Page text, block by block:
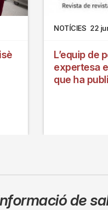
NOTÍCIES 22
L’equip de
expertesa
que ha
de